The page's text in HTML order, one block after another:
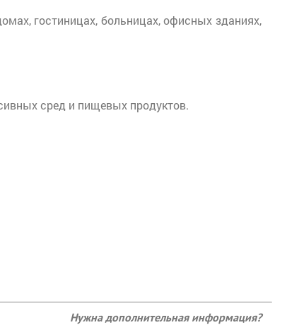
гостиницах, больницах, офисных зданиях,
сред и пищевых продуктов.
Нужна дополнительная информация?